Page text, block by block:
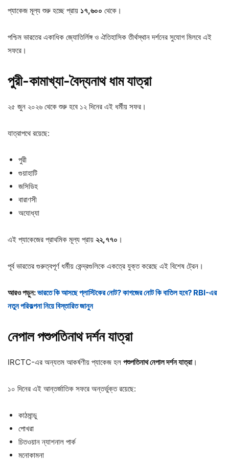
প্যাকেজ মূল্য শুরু হচ্ছে প্রায় ১৭,৬০০ থেকে।
পশ্চিম ভারতের একাধিক জ্যোতির্লিঙ্গ ও ঐতিহাসিক তীর্থস্থান দর্শনের সুযোগ মিলবে এই
সফরে।
পুরী-কামাখ্যা-বৈদ্যনাথধামযাত্রা
২৫ জুন ২০২৬ থেকে শুরু হবে ১২ দিনের এই ধর্মীয় সফর।
যাত্রাপথে রয়েছে:
পুরী
গুয়াহাটি
জসিডিহ
বারাণসী
অযোধ্যা
এই প্যাকেজের প্রাথমিক মূল্য প্রায় ২২,৭৭০ ।
পূর্ব ভারতের গুরুত্বপূর্ণ ধর্মীয় কেন্দ্রগুলিকে একত্রে যুক্ত করেছে এই বিশেষ ট্রেন।
আরও পড়ুন:ভারতে কি আসছে প্লাস্টিকের নোট? কাগজের নোট কি বাতিল হবে? RBI-এর
নতুন পরিকল্পনা নিয়ে বিস্তারিত জানুন
নেপালপশুপতিনাথদর্শনযাত্রা
IRCTC-এর অন্যতম আকর্ষণীয় প্যাকেজ হল পশুপতিনাথনেপালদর্শনযাত্রা।
১০ দিনের এই আন্তর্জাতিক সফরে অন্তর্ভুক্ত রয়েছে:
কাঠমান্ডু
পোখরা
চিতওয়ান ন্যাশনাল পার্ক
মনোকামনা